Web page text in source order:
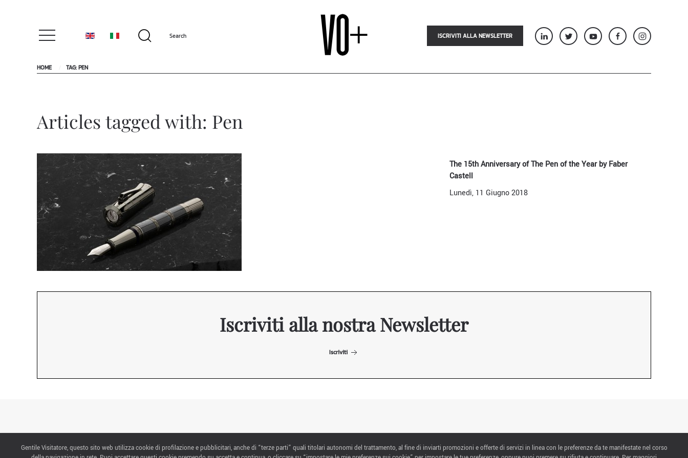
ISCRIVITI ALLA NEWSLETTER
HOME TAG: PEN
Articles tagged with: Pen
The 15th Anniversary of The Pen of the Year by Faber
Castell
Lunedì, 11 Giugno 2018
Iscriviti alla nostra Newsletter
Iscriviti
CONTATTI
Via Emilia 155, 47921 Rimini,
Gentile Visitatore, questo sito web utilizza cookie di profilazione e pubblicitari, anche di “terze parti” quali titolari autonomi del trattamento, al fine di inviarti promozioni e offerte di servizi in linea con le preferenze da te manifestate nel corso